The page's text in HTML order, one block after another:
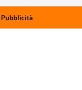
Pubblicità